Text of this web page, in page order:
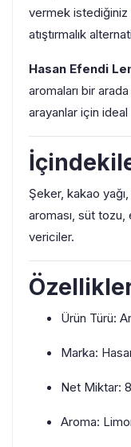
vermek
atıştırmalık
Hasan Efendi
aromaları bir
arayanlar için
Şeker, kakao
aroması, süt
vericiler.
Ürün Türü:
Marka:
Net Miktar:
Aroma: